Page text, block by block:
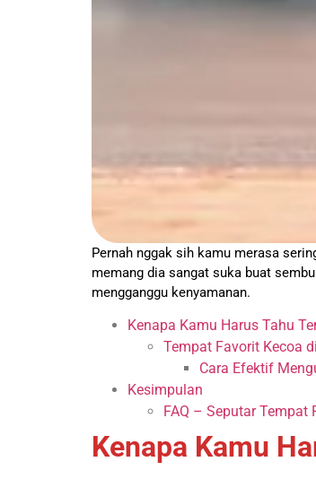
Pernah nggak sih kamu merasa
memang dia sangat suka buat
mengganggu kenyamanan.
Kenapa Kamu Harus Tahu
Tempat Favorit Kecoa
Cara Efektif
Kesimpulan
FAQ – Seputar
Kenapa Kamu